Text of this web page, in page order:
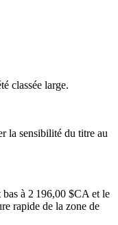
classée large.
la sensibilité du titre au
à 2 196,00 $CA et le
rapide de la zone de